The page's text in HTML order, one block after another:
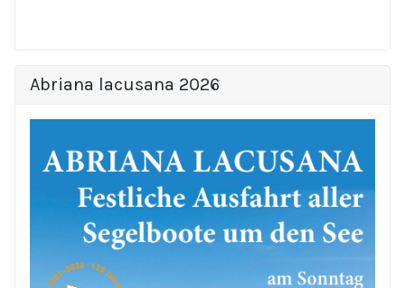
Abriana lacusana 2026